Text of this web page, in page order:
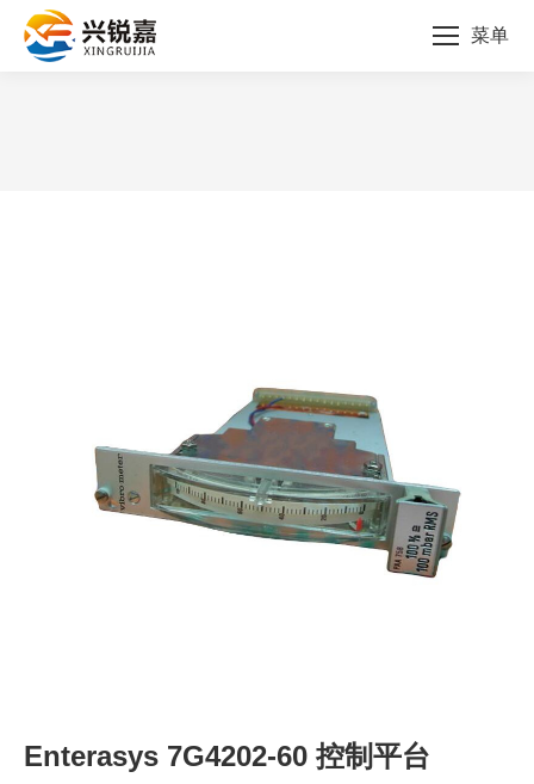
菜单
Enterasys 7G4202-60 控制平台